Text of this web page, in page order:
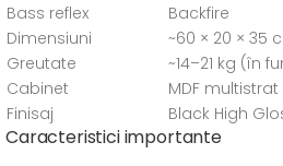
Bass reflex
Backfire
Dimensiuni
~60 × 20 × 35
Greutate
~14–21 kg (în
Cabinet
MDF
Finisaj
Black High
Caracteristici importante